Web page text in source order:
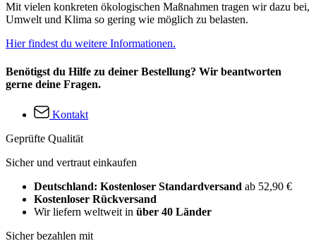
Mit vielen konkreten ökologischen Maßnahmen tragen wir dazu bei,
Umwelt und Klima so gering wie möglich zu belasten.
Hier findest du weitere Informationen.
Benötigst du Hilfe zu deiner Bestellung? Wir beantworten
gerne deine Fragen.
Kontakt
Geprüfte Qualität
Sicher und vertraut einkaufen
Deutschland: Kostenloser Standardversand ab 52,90 €
Kostenloser Rückversand
Wir liefern weltweit in über 40 Länder
Sicher bezahlen mit